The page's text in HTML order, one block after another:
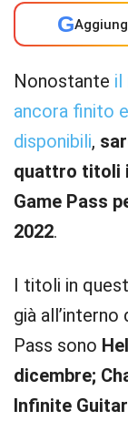
G
Nonostante il
ancora finito
disponibili,
quattro titoli
Game Pass
2022.
I titoli in
già all’interno
Pass sono
dicembre;
Infinite